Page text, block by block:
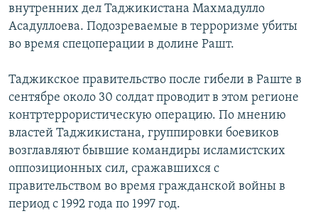
внутренних дел Таджикистана Махмадулло
Асадуллоева. Подозреваемые в терроризме убиты
во время спецоперации в долине Рашт.
Таджикское правительство после гибели в Раште в
сентябре около 30 солдат проводит в этом регионе
контртеррористическую операцию. По мнению
властей Таджикистана, группировки боевиков
возглавляют бывшие командиры исламистских
оппозиционных сил, сражавшихся с
правительством во время гражданской войны в
период с 1992 года по 1997 год.